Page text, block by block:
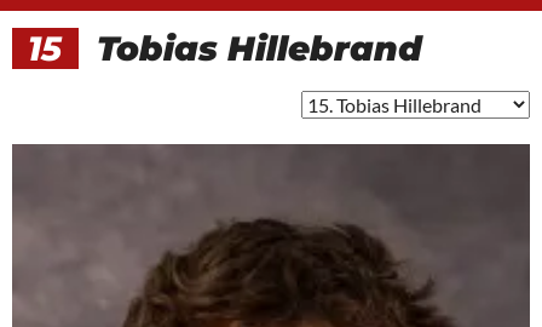
15 Tobias Hillebrand